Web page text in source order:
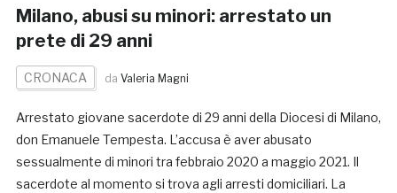
Milano, abusi su minori: arrestato un
prete di 29 anni
CRONACA da Valeria Magni
Arrestato giovane sacerdote di 29 anni della Diocesi di Milano,
don Emanuele Tempesta. L’accusa è aver abusato
sessualmente di minori tra febbraio 2020 a maggio 2021. Il
sacerdote al momento si trova agli arresti domiciliari. La